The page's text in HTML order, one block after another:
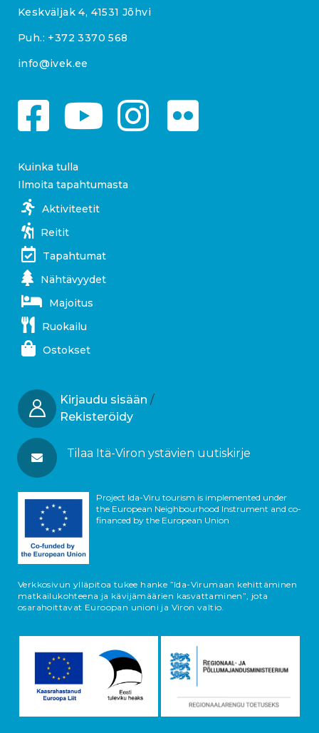
Keskväljak 4, 41531 Jõhvi
Puh.: +372 3370 568
info@ivek.ee
Kuinka tulla
Ilmoita tapahtumasta
Aktiviteetit
Reitit
Tapahtumat
Nähtävyydet
Majoitus
Ruokailu
Ostokset
Kirjaudu sisään /
Rekisteröidy
Tilaa Itä-Viron ystävien uutiskirje
Project Ida-Viru tourism is implemented under
the European Neighbourhood Instrument and co-
financed by the European Union
Verkkosivun ylläpitoa tukee hanke ”Ida-Virumaan kehittäminen
matkailukohteena ja kävijämäärien kasvattaminen”, jota
osarahoittavat Euroopan unioni ja Viron valtio.